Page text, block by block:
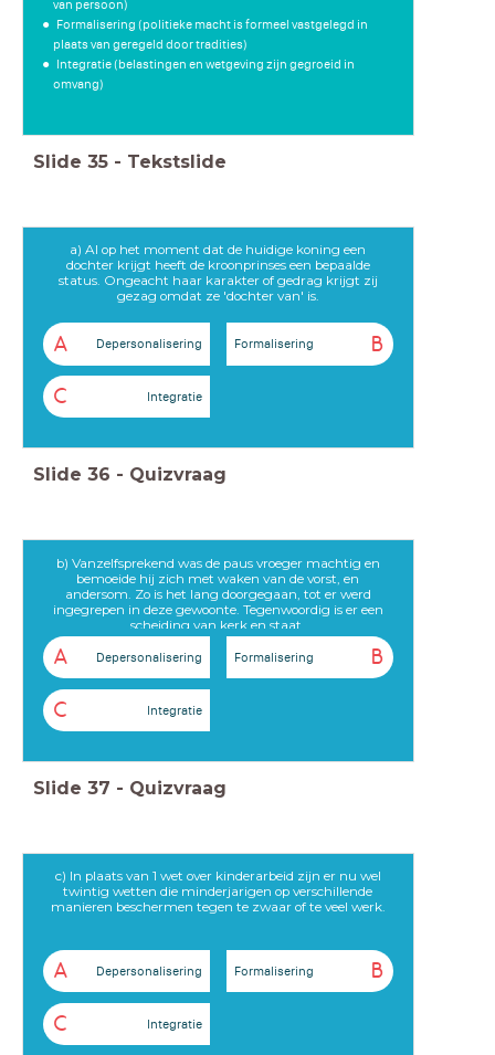
van persoon)
Formalisering (politieke macht is formeel vastgelegd in
plaats van geregeld door tradities)
Integratie (belastingen en wetgeving zijn gegroeid in
omvang)
Slide 35 - Tekstslide
a) Al op het moment dat de huidige koning een
dochter krijgt heeft de kroonprinses een bepaalde
status. Ongeacht haar karakter of gedrag krijgt zij
gezag omdat ze 'dochter van' is.
A Depersonalisering B
Formalisering
C Integratie
Slide 36 - Quizvraag
b) Vanzelfsprekend was de paus vroeger machtig en
bemoeide hij zich met waken van de vorst, en
andersom. Zo is het lang doorgegaan, tot er werd
ingegrepen in deze gewoonte. Tegenwoordig is er een
scheiding van kerk en staat.
A Depersonalisering B
Formalisering
C Integratie
Slide 37 - Quizvraag
c) In plaats van 1 wet over kinderarbeid zijn er nu wel
twintig wetten die minderjarigen op verschillende
manieren beschermen tegen te zwaar of te veel werk.
A Depersonalisering B
Formalisering
C Integratie